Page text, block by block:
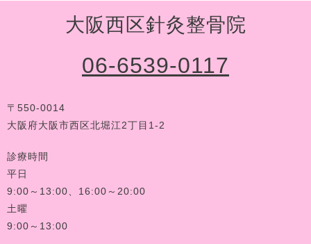
大阪西区針灸整骨院
06-6539-0117
〒550-0014
大阪府大阪市西区北堀江2丁目1-2
診療時間
平日
9:00～13:00、16:00～20:00
土曜
9:00～13:00